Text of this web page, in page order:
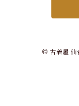
© 古着屋 仙